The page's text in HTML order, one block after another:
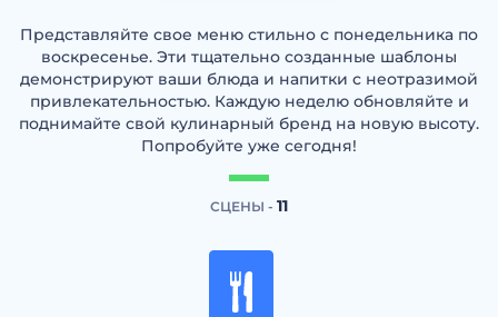
Представляйте свое меню стильно с понедельника по
воскресенье. Эти тщательно созданные шаблоны
демонстрируют ваши блюда и напитки с неотразимой
привлекательностью. Каждую неделю обновляйте и
поднимайте свой кулинарный бренд на новую высоту.
Попробуйте уже сегодня!
СЦЕНЫ - 11